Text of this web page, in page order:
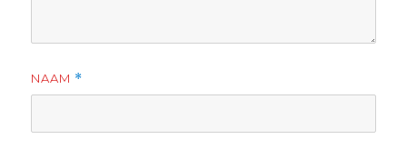
NAAM *